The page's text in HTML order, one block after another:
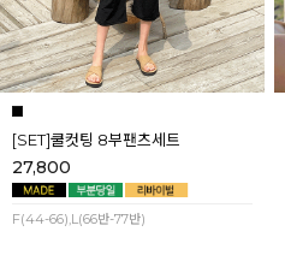
[SET]쿨컷팅 8부팬츠세트
27,800
F(44-66),L(66반-77반)